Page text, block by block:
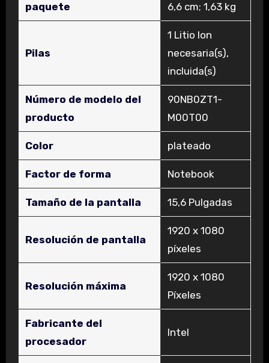
paquete
6,6 cm; 1,63 kg
Pilas
‎1 Litio Ion
necesaria(s),
incluida(s)
Número de modelo del
producto
‎90NB0ZT1-
M00T00
Color ‎plateado
Factor de forma ‎Notebook
Tamaño de la pantalla ‎15,6 Pulgadas
Resolución de pantalla
‎1920 x 1080
píxeles
Resolución máxima
‎1920 x 1080
Píxeles
Fabricante del
procesador
‎Intel